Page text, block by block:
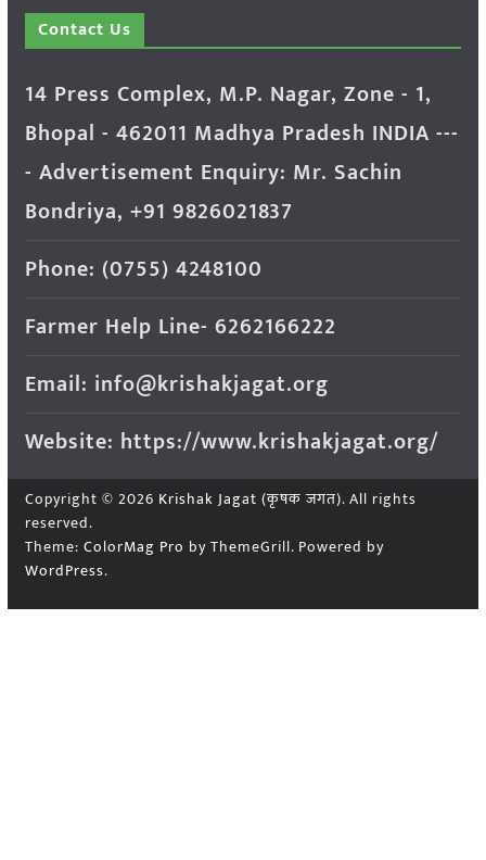
Contact Us
14 Press Complex, M.P. Nagar, Zone - 1,
Bhopal - 462011 Madhya Pradesh INDIA ---
- Advertisement Enquiry: Mr. Sachin
Bondriya, +91 9826021837
Phone: (0755) 4248100
Farmer Help Line- 6262166222
Email: info@krishakjagat.org
Website: https://www.krishakjagat.org/
Copyright © 2026 Krishak Jagat (कृषक जगत). All rights
reserved.
Theme: ColorMag Pro by ThemeGrill. Powered by
WordPress.